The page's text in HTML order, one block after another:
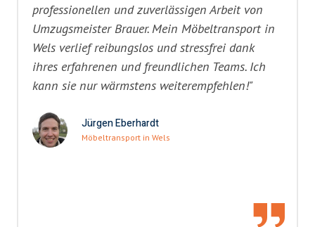
professionellen und zuverlässigen Arbeit von
Umzugsmeister Brauer. Mein Möbeltransport in
Wels verlief reibungslos und stressfrei dank
ihres erfahrenen und freundlichen Teams. Ich
kann sie nur wärmstens weiterempfehlen!"
Jürgen Eberhardt
Möbeltransport in Wels